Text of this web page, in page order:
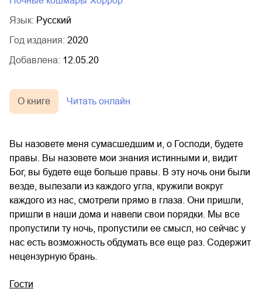
Язык: Русский
Год издания: 2020
Добавлена: 12.05.20
О книге Читать онлайн
Вы назовете меня сумасшедшим и, о Господи, будете
правы. Вы назовете мои знания истинными и, видит
Бог, вы будете еще больше правы. В эту ночь они были
везде, вылезали из каждого угла, кружили вокруг
каждого из нас, смотрели прямо в глаза. Они пришли,
пришли в наши дома и навели свои порядки. Мы все
пропустили ту ночь, пропустили ее смысл, но сейчас у
нас есть возможность обдумать все еще раз. Содержит
нецензурную брань.
Гости